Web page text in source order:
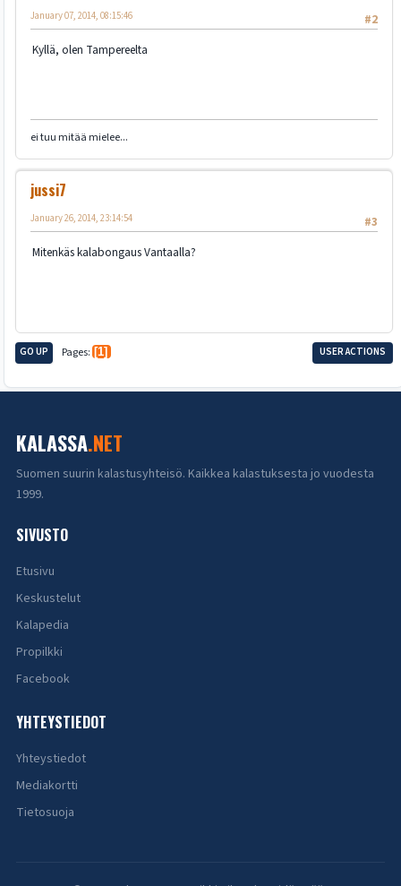
#2
January 07, 2014, 08:15:46
Kyllä, olen Tampereelta
ei tuu mitää mielee...
jussi7
#3
January 26, 2014, 23:14:54
Mitenkäs kalabongaus Vantaalla?
GO UP Pages 1 USER ACTIONS
KALASSA.NET
Suomen suurin kalastusyhteisö. Kaikkea kalastuksesta jo vuodesta
1999.
SIVUSTO
Etusivu
Keskustelut
Kalapedia
Propilkki
Facebook
YHTEYSTIEDOT
Yhteystiedot
Mediakortti
Tietosuoja